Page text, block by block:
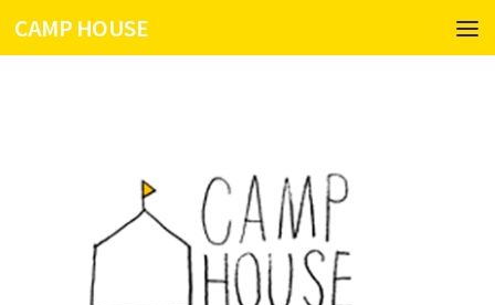
コンテンツへスキップ
CAMP HOUSE